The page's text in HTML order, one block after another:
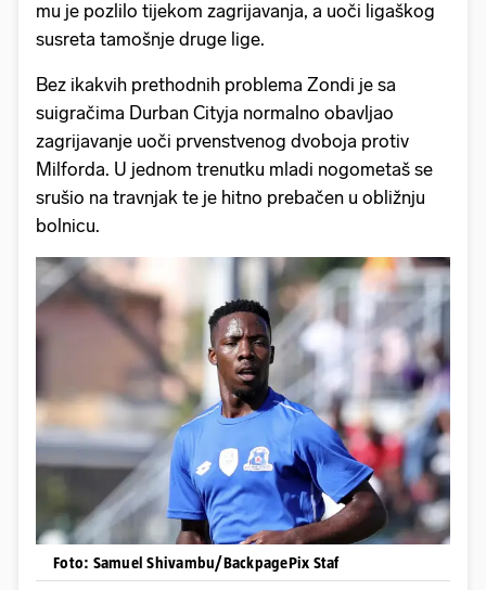
mu je pozlilo tijekom zagrijavanja, a uoči ligaškog
susreta tamošnje druge lige.
Bez ikakvih prethodnih problema Zondi je sa
suigračima Durban Cityja normalno obavljao
zagrijavanje uoči prvenstvenog dvoboja protiv
Milforda. U jednom trenutku mladi nogometaš se
srušio na travnjak te je hitno prebačen u obližnju
bolnicu.
Foto: Samuel Shivambu/BackpagePix Staf